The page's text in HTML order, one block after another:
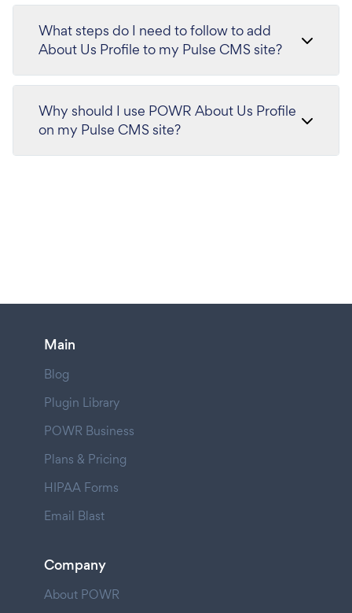
What steps do I need to follow to add
About Us Profile to my Pulse CMS site?
Why should I use POWR About Us Profile
on my Pulse CMS site?
Main
Blog
Plugin Library
POWR Business
Plans & Pricing
HIPAA Forms
Email Blast
Company
About POWR